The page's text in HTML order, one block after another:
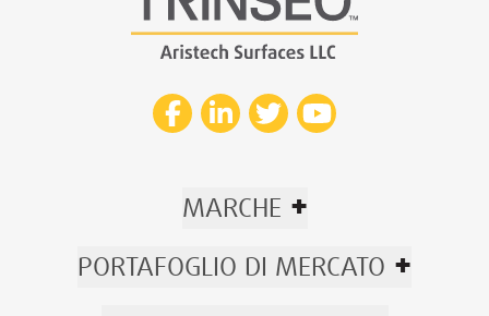
MARCHE +
PORTAFOGLIO DI MERCATO +